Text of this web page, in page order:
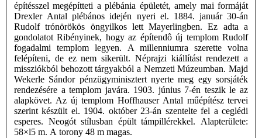
építésszel megépítteti a plébánia épületét, amely mai formáját
Drexler Antal plébános idején nyeri el. 1884. január 30-án
Rudolf trónörökös öngyilkos lett Mayerlingben. Ez adta a
gondolatot Ribényinek, hogy az építendô új templom Rudolf
fogadalmi templom legyen. A millenniumra szerette volna
felépíteni, de ez nem sikerült. Néprajzi kiállítást rendezett a
missziókból behozott tárgyakból a Nemzeti Múzeumban. Majd
Wekerle Sándor pénzügyminisztert nyerte meg egy sorsjáték
rendezésére a templom javára. 1903. június 7-én teszik le az
alapkövet. Az új templom Hoffhauser Antal műépítész tervei
szerint készült el. 1904. október 23-án szentelte fel a ceglédi
esperes. Neogót stílusban épült támpillérekkel. Alapterülete:
58×l5 m. A torony 48 m magas.